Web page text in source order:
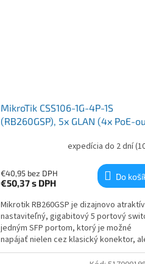
MikroTik CSS106-1G-4P-1S
(RB260GSP), 5x GLAN (4x PoE-
expedícia do 2 dní
€40,95 bez DPH
€50,37s DPH
Do
Mikrotik RB260GSP je dizajnovo
nastaviteľný, gigabitový 5 portový
jedným SFP portom, ktorý je možné
napájať nielen cez klasický konektor,
prostredníctvom PoE cez port číslo 1.